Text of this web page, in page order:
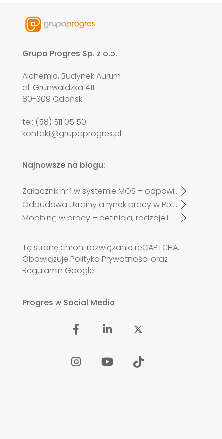
Grupa Progres Sp. z o.o.
Alchemia, Budynek Aurum
al. Grunwaldzka 411
80-309 Gdańsk
tel: (58) 511 05 50
kontakt@grupaprogres.pl
Najnowsze na blogu:
Załącznik nr 1 w systemie MOS – odpowiadamy na najczęściej zadawane pytania pracodawców po zmianach od 27 kwietnia 2026 r.
Odbudowa Ukrainy a rynek pracy w Polsce. Czy zabraknie specjalistów?
Mobbing w pracy – definicja, rodzaje i przykłady
Tę stronę chroni rozwiązanie reCAPTCHA.
Obowiązuje Polityka Prywatności oraz
Regulamin Google.
Progres w Social Media